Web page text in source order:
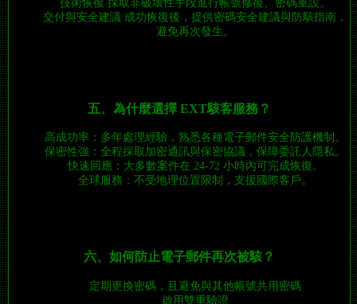
技術恢復 採取非破壞性手段進行帳號修復、密碼重設。
交付與安全建議 成功恢復後，提供密碼安全建議與防駭指南，
避免再次發生。
五、為什麼選擇 EXT駭客服務？
高成功率：多年處理經驗，熟悉各種電子郵件安全防護機制。
保密性強：全程採取加密通訊與保密協議，保障委託人隱私。
快速回應：大多數案件在 24-72 小時內可完成恢復。
全球服務：不受地理位置限制，支援國際客戶。
六、如何防止電子郵件再次被駭？
定期更換密碼，且避免與其他帳號共用密碼
啟用雙重驗證